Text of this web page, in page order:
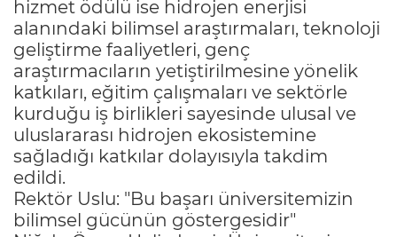
hizmet ödülü ise hidrojen enerjisi
alanındaki bilimsel araştırmaları, teknoloji
geliştirme faaliyetleri, genç
araştırmacıların yetiştirilmesine yönelik
katkıları, eğitim çalışmaları ve sektörle
kurduğu iş birlikleri sayesinde ulusal ve
uluslararası hidrojen ekosistemine
sağladığı katkılar dolayısıyla takdim
edildi.
Rektör Uslu: "Bu başarı üniversitemizin
bilimsel gücünün göstergesidir"